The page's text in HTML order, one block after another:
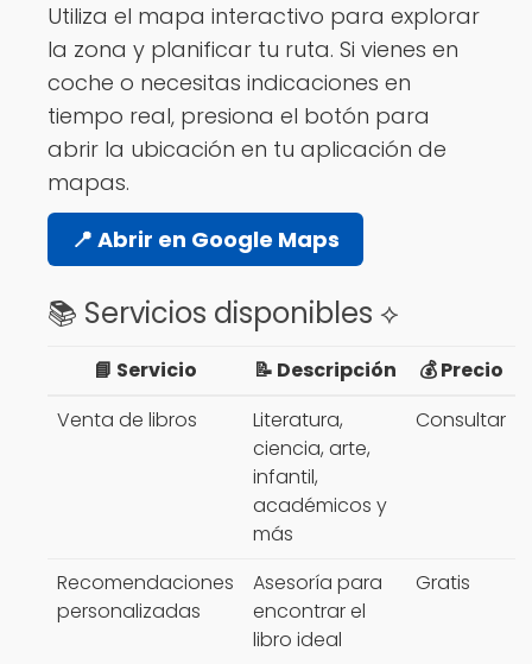
Utiliza el mapa interactivo para explorar
la zona y planificar tu ruta. Si vienes en
coche o necesitas indicaciones en
tiempo real, presiona el botón para
abrir la ubicación en tu aplicación de
mapas.
📍 Abrir en Google Maps
📚 Servicios disponibles ⟡
📘 Servicio 📝 Descripción
💰 Precio
Venta de libros
Literatura,
ciencia, arte,
infantil,
académicos y
más
Consultar
Recomendaciones
personalizadas
Asesoría para
encontrar el
libro ideal
Gratis